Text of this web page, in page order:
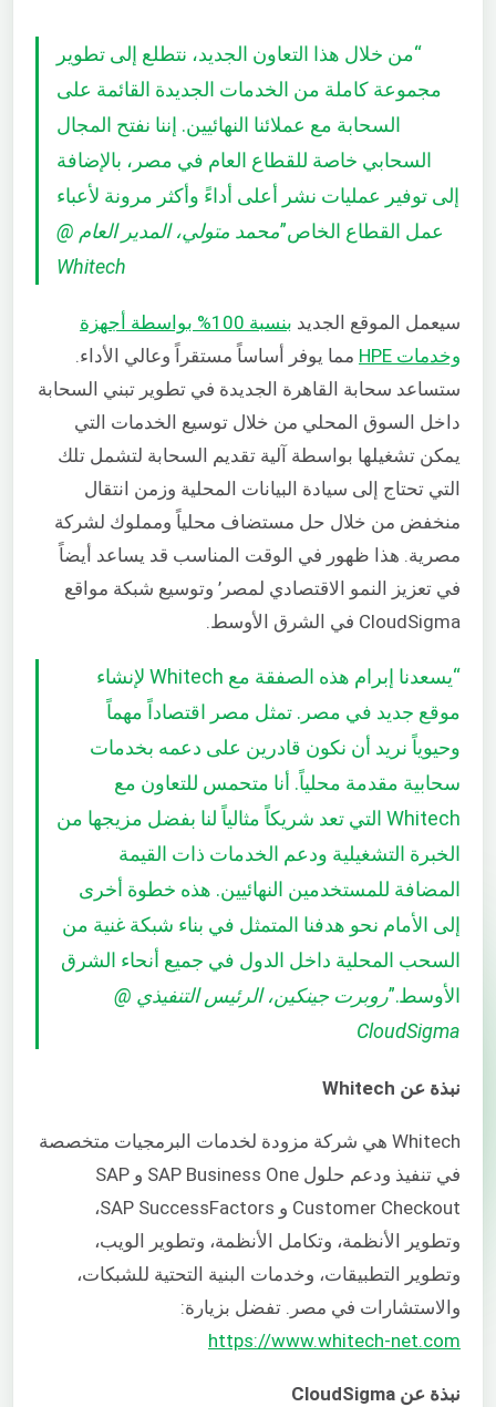
“من خلال هذا التعاون الجديد، نتطلع إلى تطوير
مجموعة كاملة من الخدمات الجديدة القائمة على
السحابة مع عملائنا النهائيين. إننا نفتح المجال
السحابي خاصة للقطاع العام في مصر، بالإضافة
إلى توفير عمليات نشر أعلى أداءً وأكثر مرونة لأعباء
عمل القطاع الخاص”محمد متولي، المدير العام @
Whitech
سيعمل الموقع الجديد
بنسبة 100% بواسطة أجهزة
وخدمات HPE
مما يوفر أساساً مستقراً وعالي الأداء.
ستساعد سحابة القاهرة الجديدة في تطوير تبني السحابة
داخل السوق المحلي من خلال توسيع الخدمات التي
يمكن تشغيلها بواسطة آلية تقديم السحابة لتشمل تلك
التي تحتاج إلى سيادة البيانات المحلية وزمن انتقال
منخفض من خلال حل مستضاف محلياً ومملوك لشركة
مصرية. هذا ظهور في الوقت المناسب قد يساعد أيضاً
في تعزيز النمو الاقتصادي لمصر’ وتوسيع شبكة مواقع
CloudSigma في الشرق الأوسط.
“
يسعدنا إبرام هذه الصفقة مع Whitech لإنشاء
موقع جديد في مصر. تمثل مصر اقتصاداً مهماً
وحيوياً نريد أن نكون قادرين على دعمه بخدمات
سحابية مقدمة محلياً. أنا متحمس للتعاون مع
Whitech التي تعد شريكاً مثالياً لنا بفضل مزيجها من
الخبرة التشغيلية ودعم الخدمات ذات القيمة
المضافة للمستخدمين النهائيين. هذه خطوة أخرى
إلى الأمام نحو هدفنا المتمثل في بناء شبكة غنية من
السحب المحلية داخل الدول في جميع أنحاء الشرق
الأوسط.”روبرت جينكين، الرئيس التنفيذي @
CloudSigma
نبذة عن Whitech
Whitech هي شركة مزودة لخدمات البرمجيات متخصصة
في تنفيذ ودعم حلول SAP Business One و SAP
Customer Checkout و SAP SuccessFactors،
وتطوير الأنظمة، وتكامل الأنظمة، وتطوير الويب،
وتطوير التطبيقات، وخدمات البنية التحتية للشبكات،
والاستشارات في مصر. تفضل بزيارة:
https://www.whitech-net.com
نبذة عن CloudSigma